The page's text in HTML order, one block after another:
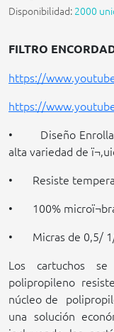
Disponibilidad: 2000
FILTRO
https://
https://
• Diseño
alta variedad de
• Resiste
• 100%
• Micras de 0,5/
Los cartuchos
polipropileno
núcleo de
una solución